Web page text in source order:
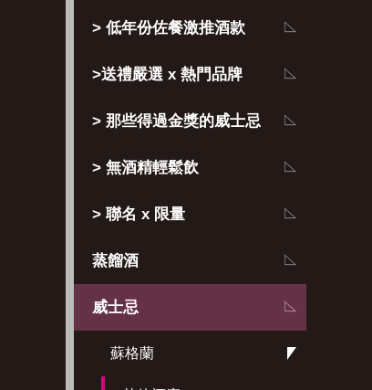
> 低年份佐餐激推酒款
>送禮嚴選 x 熱門品牌
> 那些得過金獎的威士忌
> 無酒精輕鬆飲
> 聯名 x 限量
蒸餾酒
威士忌
蘇格蘭